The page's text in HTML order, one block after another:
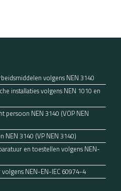
volgens NEN 3140
installaties volgens NEN 1010 en
persoon NEN 3140 (VOP NEN
NEN 3140 (VP NEN 3140)
en toestellen volgens NEN-
NEN-EN-IEC 60974-4